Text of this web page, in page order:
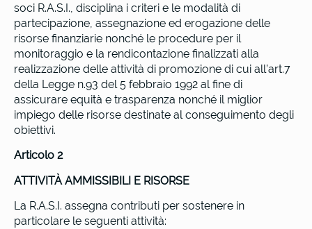
soci R.A.S.I., disciplina i criteri e le modalità di
partecipazione, assegnazione ed erogazione delle
risorse finanziarie nonché le procedure per il
monitoraggio e la rendicontazione finalizzati alla
realizzazione delle attività di promozione di cui all’art.7
della Legge n.93 del 5 febbraio 1992 al fine di
assicurare equità e trasparenza nonché il miglior
impiego delle risorse destinate al conseguimento degli
obiettivi.
Articolo 2
ATTIVITÀ AMMISSIBILI E RISORSE
La R.A.S.I. assegna contributi per sostenere in
particolare le seguenti attività: